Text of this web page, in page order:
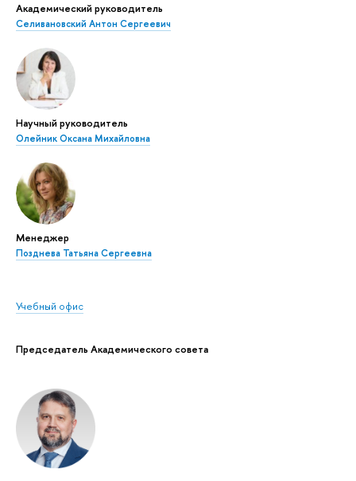
Академический руководитель
Селивановский Антон Сергеевич
Научный руководитель
Олейник Оксана Михайловна
Менеджер
Позднева Татьяна Сергеевна
Учебный офис
Председатель Академического совета